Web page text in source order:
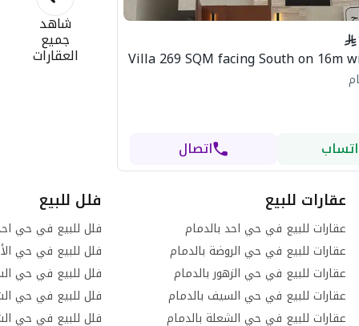
Villa 269 SQM facing South on 16m
اتصال
شاهد
جميع
العقارات
عقارات للبيع
عقارات للبيع في حي احد بالدمام
عقارات للبيع في حي الروضة بالدمام
عقارات للبيع في حي الزهور بالدمام
عقارات للبيع في حي السيف بالدمام
عقارات للبيع في حي الشعلة بالدمام
فلل للبيع
فلل للبيع في حي
فلل للبيع في حي
فلل للبيع في حي
فلل للبيع في حي
فلل للبيع في حي